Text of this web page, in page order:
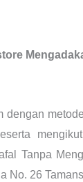
dengan
Tanpa
No. 26